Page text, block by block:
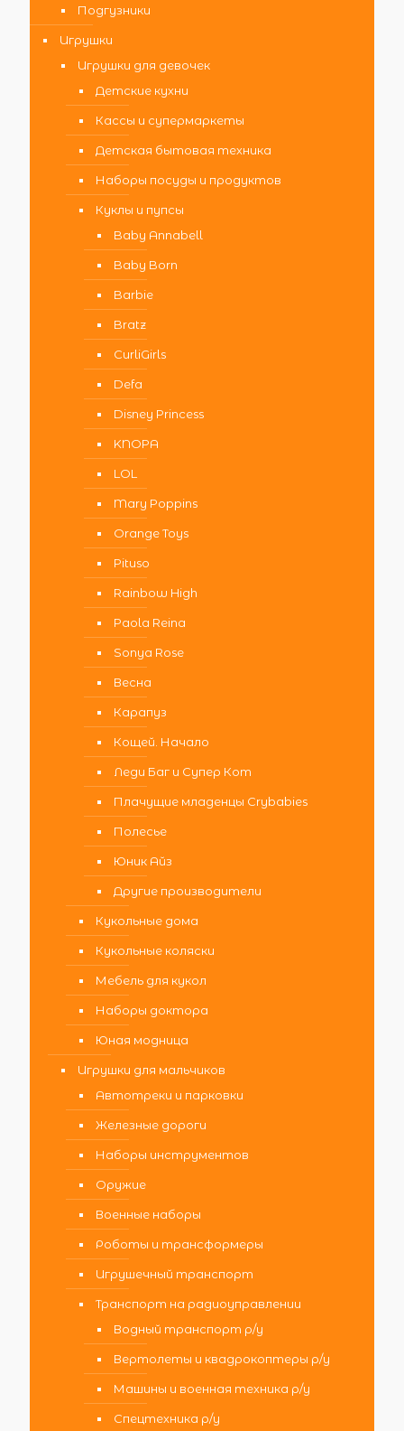
Подгузники
Игрушки
Игрушки для девочек
Детские кухни
Кассы и супермаркеты
Детская бытовая техника
Наборы посуды и продуктов
Куклы и пупсы
Baby Annabell
Baby Born
Barbie
Bratz
CurliGirls
Defa
Disney Princess
KNOPA
LOL
Mary Poppins
Orange Toys
Pituso
Rainbow High
Paola Reina
Sonya Rose
Весна
Карапуз
Кощей. Начало
Леди Баг и Супер Кот
Плачущие младенцы Crybabies
Полесье
Юник Айз
Другие производители
Кукольные дома
Кукольные коляски
Мебель для кукол
Наборы доктора
Юная модница
Игрушки для мальчиков
Автотреки и парковки
Железные дороги
Наборы инструментов
Оружие
Военные наборы
Роботы и трансформеры
Игрушечный транспорт
Транспорт на радиоуправлении
Водный транспорт р/у
Вертолеты и квадрокоптеры р/у
Машины и военная техника р/у
Спецтехника р/у